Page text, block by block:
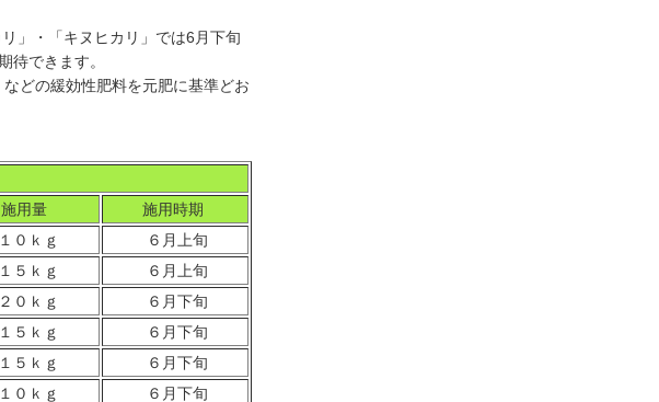
」・「キヌヒカリ」では6月下旬
待できます。
どの緩効性肥料を元肥に基準どお
施用量
施用時期
１０ｋｇ
６月上旬
１５ｋｇ
６月上旬
２０ｋｇ
６月下旬
１５ｋｇ
６月下旬
１５ｋｇ
６月下旬
１０ｋｇ ６月下旬